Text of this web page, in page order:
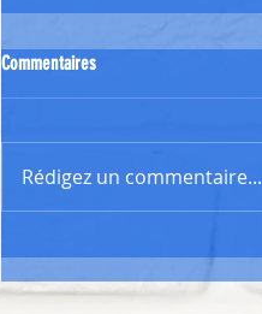
Commentaires
Rédigez un commentaire...